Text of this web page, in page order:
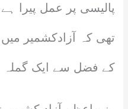
پالیسی پر عمل پیرا
تھی کہ آزادکشمیر میں
کے فضل سے ایک گملہ